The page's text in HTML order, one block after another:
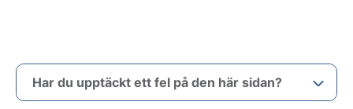
Har du upptäckt ett fel på den här sidan?